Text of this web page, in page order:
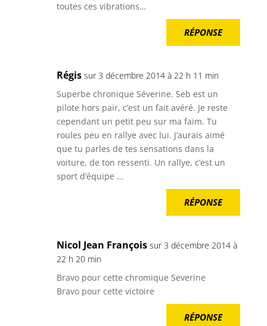
toutes ces vibrations…
RÉPONSE
Régis sur 3 décembre 2014 à 22 h 11 min
Superbe chronique Séverine. Seb est un
pilote hors pair, c’est un fait avéré. Je reste
cependant un petit peu sur ma faim. Tu
roules peu en rallye avec lui. J’aurais aimé
que tu parles de tes sensations dans la
voiture, de ton ressenti. Un rallye, c’est un
sport d’équipe …
RÉPONSE
Nicol Jean François sur 3 décembre 2014 à
22 h 20 min
Bravo pour cette chromique Severine
Bravo pour cette victoire
RÉPONSE